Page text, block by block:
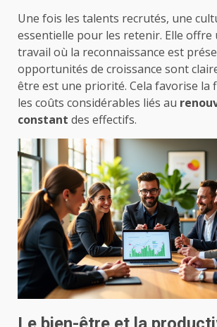
Une fois les talents recrutés, une
essentielle pour les retenir. Elle offre
travail où la reconnaissance est
opportunités de croissance sont
être est une priorité. Cela favorise la
les coûts considérables liés au
constant des effectifs.